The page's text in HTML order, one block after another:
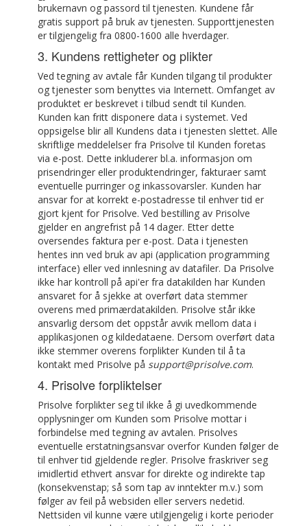
brukernavn og passord til tjenesten. Kundene får
gratis support på bruk av tjenesten. Supporttjenesten
er tilgjengelig fra 0800-1600 alle hverdager.
3. Kundens rettigheter og plikter
Ved tegning av avtale får Kunden tilgang til produkter
og tjenester som benyttes via Internett. Omfanget av
produktet er beskrevet i tilbud sendt til Kunden.
Kunden kan fritt disponere data i systemet. Ved
oppsigelse blir all Kundens data i tjenesten slettet. Alle
skriftlige meddelelser fra Prisolve til Kunden foretas
via e-post. Dette inkluderer bl.a. informasjon om
prisendringer eller produktendringer, fakturaer samt
eventuelle purringer og inkassovarsler. Kunden har
ansvar for at korrekt e-postadresse til enhver tid er
gjort kjent for Prisolve. Ved bestilling av Prisolve
gjelder en angrefrist på 14 dager. Etter dette
oversendes faktura per e-post. Data i tjenesten
hentes inn ved bruk av api (application programming
interface) eller ved innlesning av datafiler. Da Prisolve
ikke har kontroll på api'er fra datakilden har Kunden
ansvaret for å sjekke at overført data stemmer
overens med primærdatakilden. Prisolve står ikke
ansvarlig dersom det oppstår avvik mellom data i
applikasjonen og kildedataene. Dersom overført data
ikke stemmer overens forplikter Kunden til å ta
kontakt med Prisolve på support@prisolve.com.
4. Prisolve forpliktelser
Prisolve forplikter seg til ikke å gi uvedkommende
opplysninger om Kunden som Prisolve mottar i
forbindelse med tegning av avtalen. Prisolves
eventuelle erstatningsansvar overfor Kunden følger de
til enhver tid gjeldende regler. Prisolve fraskriver seg
imidlertid ethvert ansvar for direkte og indirekte tap
(konsekvenstap; så som tap av inntekter m.v.) som
følger av feil på websiden eller servers nedetid.
Nettsiden vil kunne være utilgjengelig i korte perioder